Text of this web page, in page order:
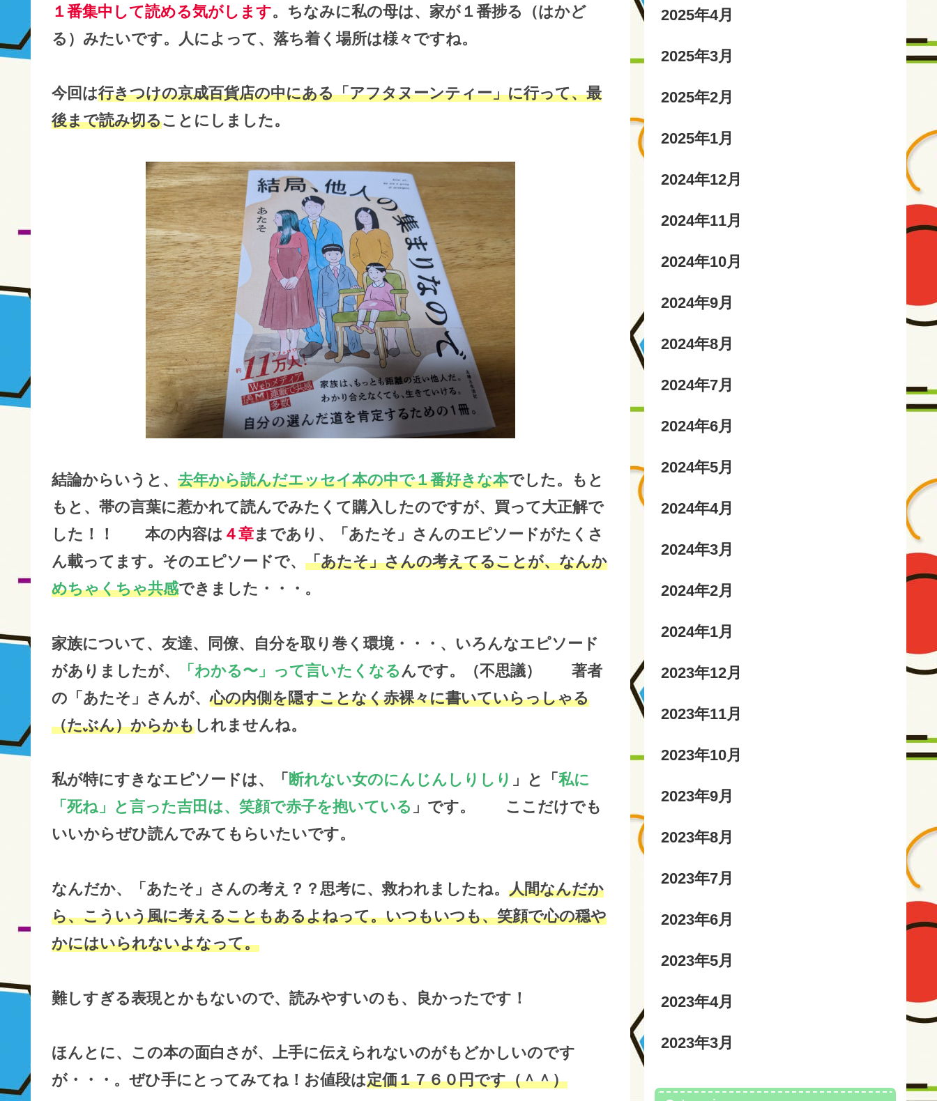
１番集中して読める気がします。ちなみに私の母は、家が１番捗る（はかど
る）みたいです。人によって、落ち着く場所は様々ですね。
今回は行きつけの京成百貨店の中にある「アフタヌーンティー」に行って、最
後まで読み切ることにしました。
結論からいうと、 去年から読んだエッセイ本の中で１番好きな本でした。もと
もと、帯の言葉に惹かれて読んでみたくて購入したのですが、買って大正解で
した！！ 本の内容は ４章まであり、「あたそ」さんのエピソードがたくさ
ん載ってます。そのエピソードで、 「あたそ」さんの考えてることが、なんか
めちゃくちゃ共感できました・・・。
家族について、友達、同僚、自分を取り巻く環境・・・、いろんなエピソード
がありましたが、
「わかる〜」って言いたくなる んです。（不思議） 著者
の「あたそ」さんが、心の内側を隠すことなく赤裸々に書いていらっしゃる
（たぶん）からかもしれませんね。
私が特にすきなエピソードは、「 断れない女のにんじんしりしり 」と「 私に
「死ね」と言った吉田は、笑顔で赤子を抱いている 」です。 ここだけでも
いいからぜひ読んでみてもらいたいです。
なんだか、「あたそ」さんの考え？？思考に、救われましたね。 人間なんだか
ら、こういう風に考えることもあるよねって。いつもいつも、笑顔で心の穏や
かにはいられないよなって。
難しすぎる表現とかもないので、読みやすいのも、良かったです！
ほんとに、この本の面白さが、上手に伝えられないのがもどかしいのです
が・・・。ぜひ手にとってみてね！お値段は定価１７６０円です（＾＾）
2025年4月
2025年3月
2025年2月
2025年1月
2024年12月
2024年11月
2024年10月
2024年9月
2024年8月
2024年7月
2024年6月
2024年5月
2024年4月
2024年3月
2024年2月
2024年1月
2023年12月
2023年11月
2023年10月
2023年9月
2023年8月
2023年7月
2023年6月
2023年5月
2023年4月
2023年3月